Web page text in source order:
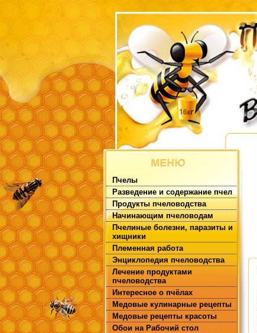
Пчелы
Разведение и содержание пчел
Продукты пчеловодства
Начинающим пчеловодам
Пчелиные болезни, паразиты и
хищники
Племенная работа
Энциклопедия пчеловодства
Лечение продуктами
пчеловодства
Интересное о пчёлах
Медовые кулинарные рецепты
Медовые рецепты красоты
Обои на Рабочий стол